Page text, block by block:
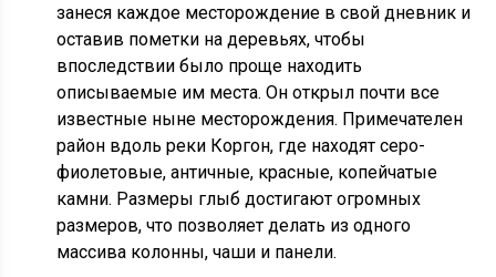
занеся каждое месторождение в свой дневник и
оставив пометки на деревьях, чтобы
впоследствии было проще находить
описываемые им места. Он открыл почти все
известные ныне месторождения. Примечателен
район вдоль реки Коргон, где находят серо-
фиолетовые, античные, красные, копейчатые
камни. Размеры глыб достигают огромных
размеров, что позволяет делать из одного
массива колонны, чаши и панели.